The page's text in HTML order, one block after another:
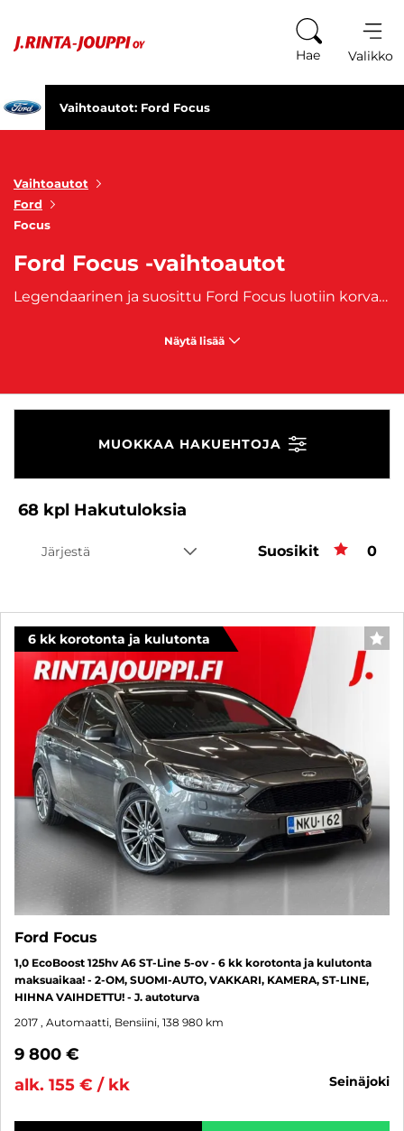
Hae Valikko
Vaihtoautot: Ford Focus
Vaihtoautot
Ford
Focus
Ford Focus -vaihtoautot
Legendaarinen ja suosittu Ford Focus luotiin korvaamaan Ford Escort -malli ja onkin napannut paikan oma luokkansa huipulla. Luotettava Ford Focus takaa matkasi sujuvan ja turvallisen etenemisen. Urheilullisempi Ford Focus RS tarjoaa tehokkaan moottorin lisäksi erinomaisen ajotuntuman. J. Rinta-Joupilta ostat oman Ford Focus -autosi, joihin on saatavilla myös edullinen
Näytä lisää
MUOKKAA HAKUEHTOJA
68 kpl Hakutuloksia
Järjestä Suosikit 0
6 kk korotonta ja kulutonta
Ford Focus
1,0 EcoBoost 125hv A6 ST-Line 5-ov - 6 kk korotonta ja kulutonta
maksuaikaa! - 2-OM, SUOMI-AUTO, VAKKARI, KAMERA, ST-LINE,
HIHNA VAIHDETTU! - J. autoturva
2017 , Automaatti, Bensiini, 138 980 km
9 800 €
alk. 155 € / kk
seinäjoki